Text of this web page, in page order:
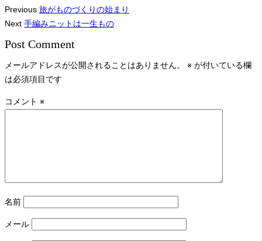
Previous 旅がものづくりの始まり
Next 手編みニットは一生もの
Post Comment
メールアドレスが公開されることはありません。 ※ が付いている欄
は必須項目です
コメント ※
名前
メール